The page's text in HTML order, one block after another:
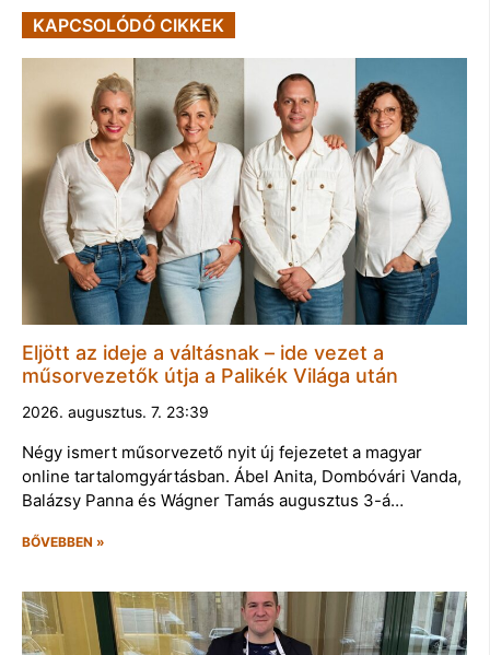
KAPCSOLÓDÓ CIKKEK
Eljött az ideje a váltásnak – ide vezet a
műsorvezetők útja a Palikék Világa után
2026. augusztus. 7. 23:39
Négy ismert műsorvezető nyit új fejezetet a magyar
online tartalomgyártásban. Ábel Anita, Dombóvári Vanda,
Balázsy Panna és Wágner Tamás augusztus 3-á…
BŐVEBBEN »